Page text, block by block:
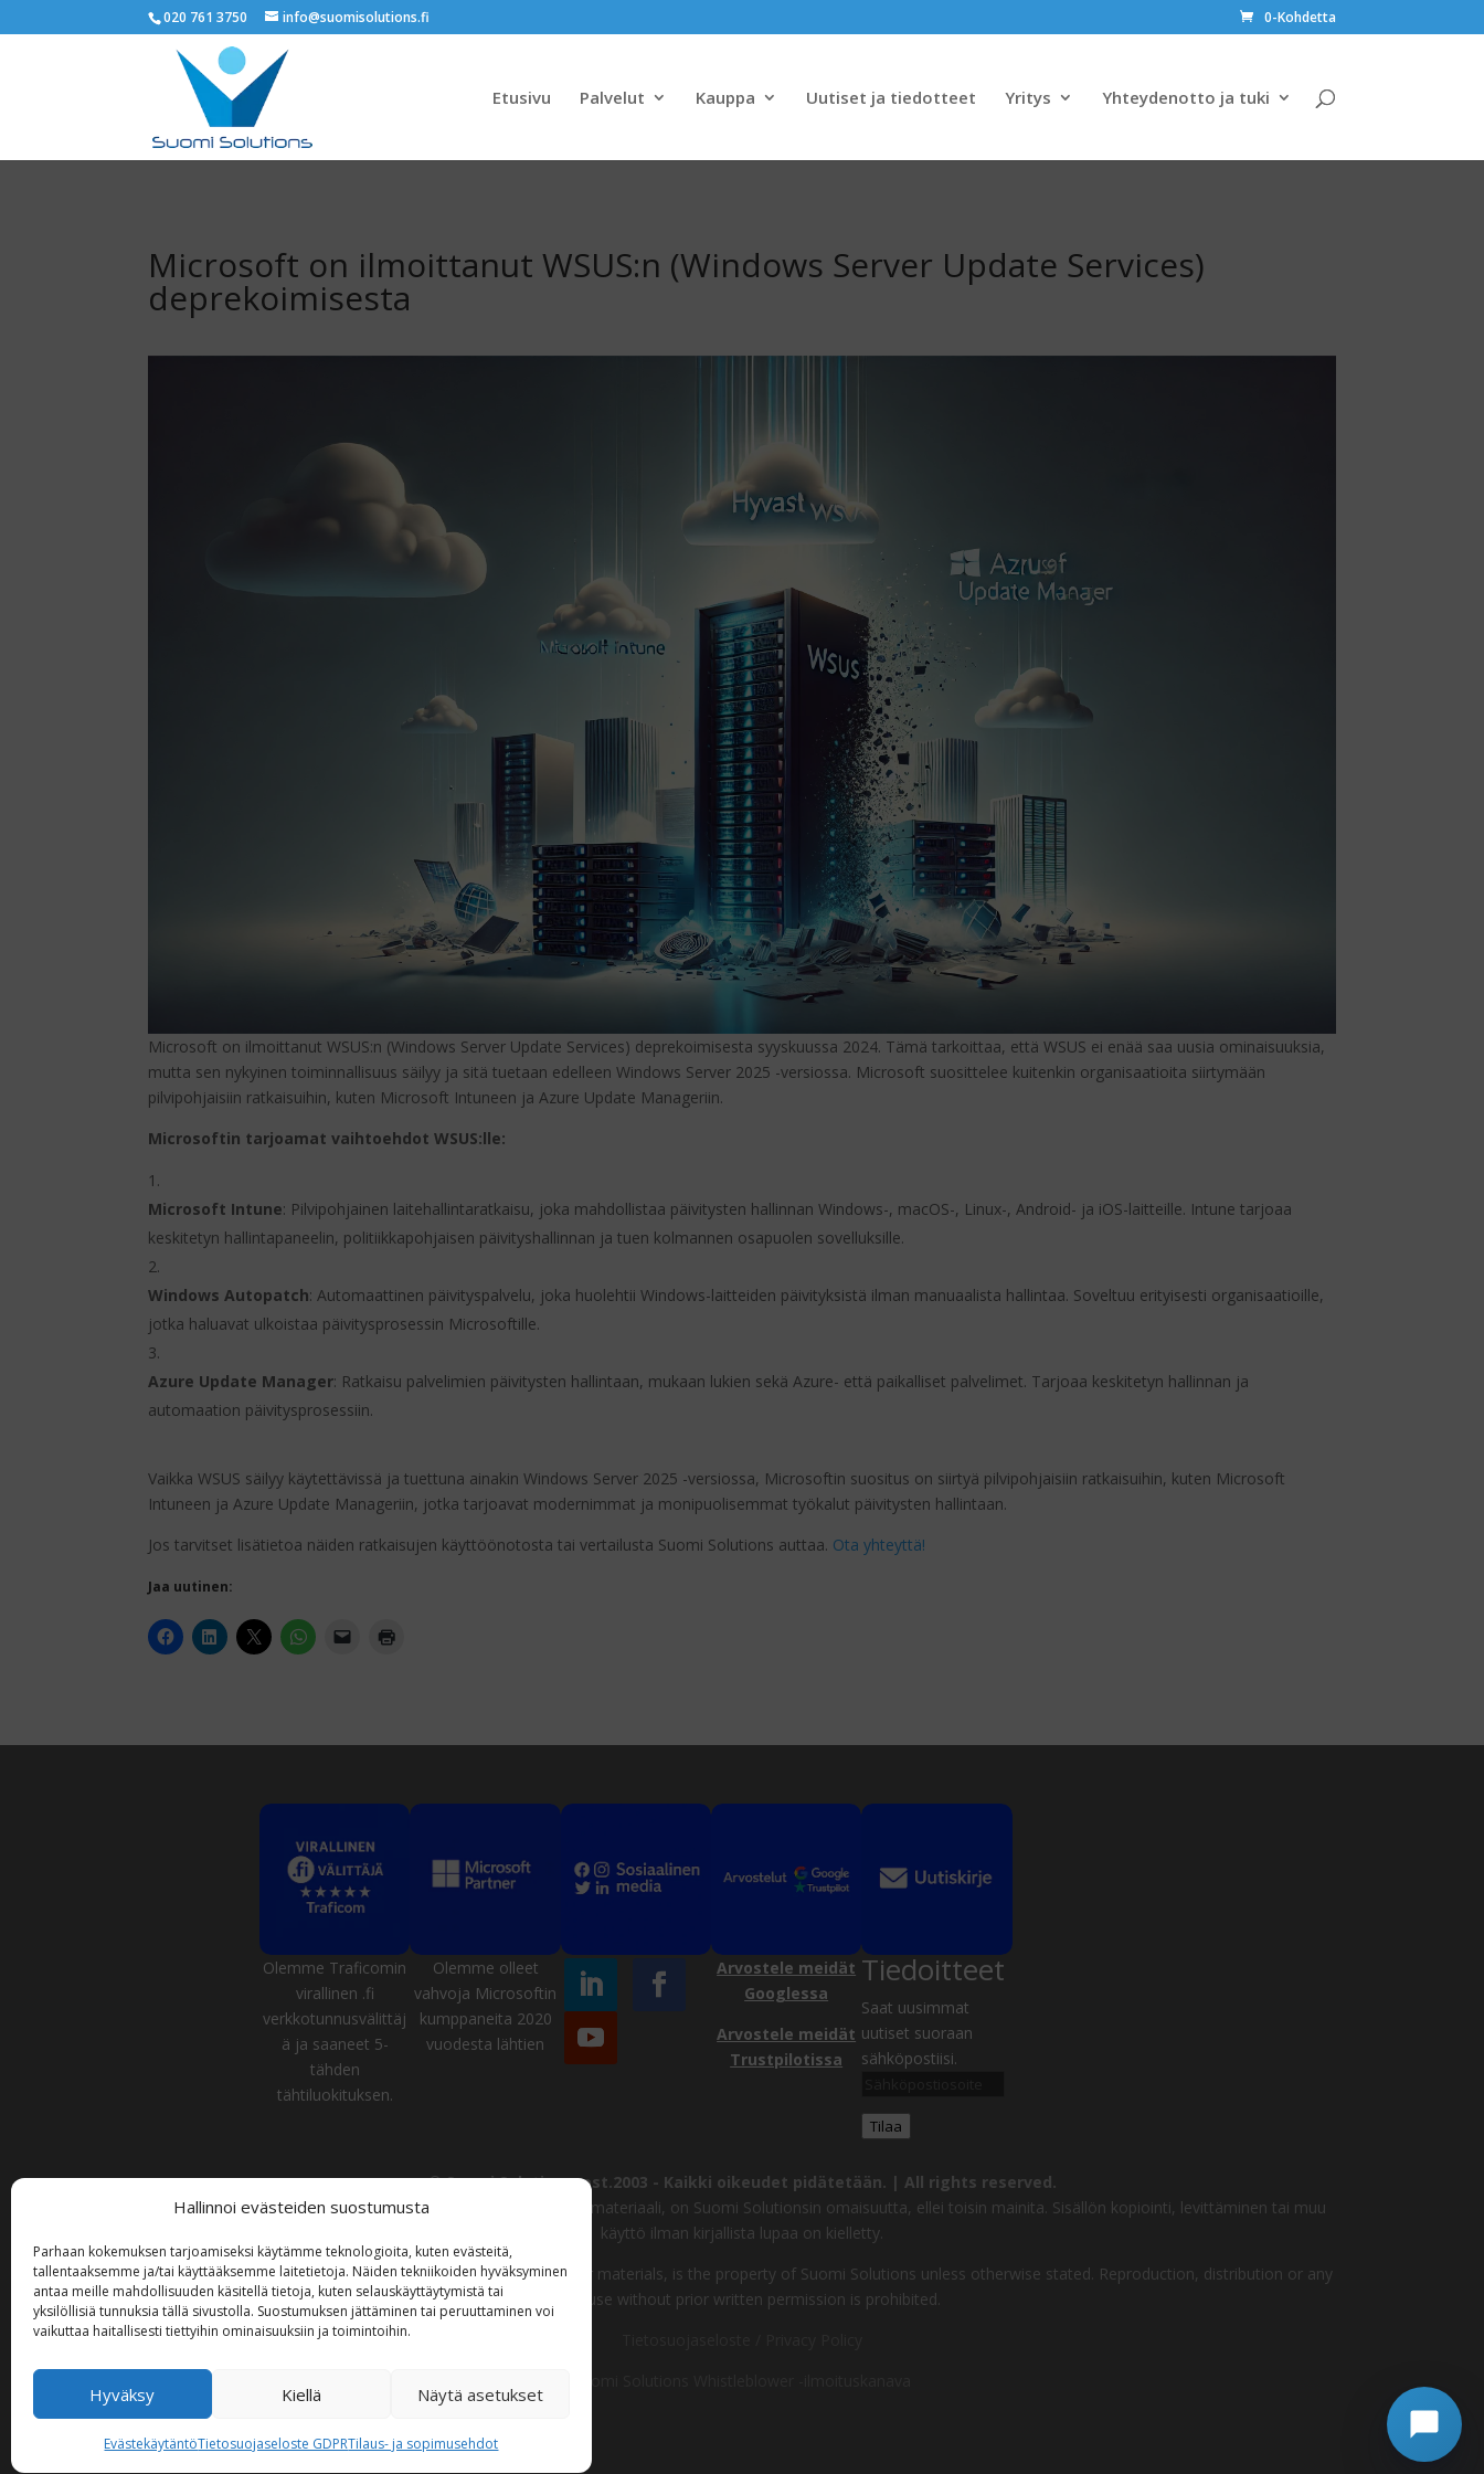
Hallinnoi evästeiden suostumusta
Parhaan kokemuksen tarjoamiseksi käytämme teknologioita, kuten evästeitä,
tallentaaksemme ja/tai käyttääksemme laitetietoja. Näiden tekniikoiden hyväksyminen
antaa meille mahdollisuuden käsitellä tietoja, kuten selauskäyttäytymistä tai
yksilöllisiä tunnuksia tällä sivustolla. Suostumuksen jättäminen tai peruuttaminen voi
vaikuttaa haitallisesti tiettyihin ominaisuuksiin ja toimintoihin.
Hyväksy Kiellä Näytä asetukset
EvästekäytäntöTietosuojaseloste GDPRTilaus- ja sopimusehdot
020 761 3750 info@suomisolutions.fi 0-Kohdetta
Etusivu Palvelut Kauppa Uutiset ja tiedotteet Yritys Yhteydenotto ja tuki
Microsoft on ilmoittanut WSUS:n (Windows Server Update Services)
deprekoimisesta
Microsoft on ilmoittanut WSUS:n (Windows Server Update Services) deprekoimisesta syyskuussa 2024. Tämä tarkoittaa, että WSUS ei enää saa uusia ominaisuuksia,
mutta sen nykyinen toiminnallisuus säilyy ja sitä tuetaan edelleen Windows Server 2025 -versiossa. Microsoft suosittelee kuitenkin organisaatioita siirtymään
pilvipohjaisiin ratkaisuihin, kuten Microsoft Intuneen ja Azure Update Manageriin.
Microsoftin tarjoamat vaihtoehdot WSUS:lle:
Microsoft Intune: Pilvipohjainen laitehallintaratkaisu, joka mahdollistaa päivitysten hallinnan Windows-, macOS-, Linux-, Android- ja iOS-laitteille. Intune tarjoaa
keskitetyn hallintapaneelin, politiikkapohjaisen päivityshallinnan ja tuen kolmannen osapuolen sovelluksille.
Windows Autopatch:Automaattinen päivityspalvelu, joka huolehtii Windows-laitteiden päivityksistä ilman manuaalista hallintaa. Soveltuu erityisesti organisaatioille,
jotka haluavat ulkoistaa päivitysprosessin Microsoftille.
Azure Update Manager: Ratkaisu palvelimien päivitysten hallintaan, mukaan lukien sekä Azure- että paikalliset palvelimet. Tarjoaa keskitetyn hallinnan ja
automaation päivitysprosessiin.
Vaikka WSUS säilyy käytettävissä ja tuettuna ainakin Windows Server 2025 -versiossa, Microsoftin suositus on siirtyä pilvipohjaisiin ratkaisuihin, kuten Microsoft
Intuneen ja Azure Update Manageriin, jotka tarjoavat modernimmat ja monipuolisemmat työkalut päivitysten hallintaan.
Jos tarvitset lisätietoa näiden ratkaisujen käyttöönotosta tai vertailusta Suomi Solutions auttaa. Ota yhteyttä!
Jaa uutinen:
Olemme Traficomin
virallinen .fi
verkkotunnusvälittäj
ä ja saaneet 5-
tähden
tähtiluokituksen.
Olemme olleet
vahvoja Microsoftin
kumppaneita 2020
vuodesta lähtien
Arvostele meidät
Googlessa
Arvostele meidät
Trustpilotissa
Tiedoitteet
Saat uusimmat
uutiset suoraan
sähköpostiisi.
Tilaa
© Suomi Solutions, est.2003 - Kaikki oikeudet pidätetään. | All rights reserved.
Tämän sivuston sisältö, mukaan lukien tekstit, kuvat ja muu materiaali, on Suomi Solutionsin omaisuutta, ellei toisin mainita. Sisällön kopiointi, levittäminen tai muu
käyttö ilman kirjallista lupaa on kielletty.
The content of this website, including texts, images and other materials, is the property of Suomi Solutions unless otherwise stated. Reproduction, distribution or any
other use without prior written permission is prohibited.